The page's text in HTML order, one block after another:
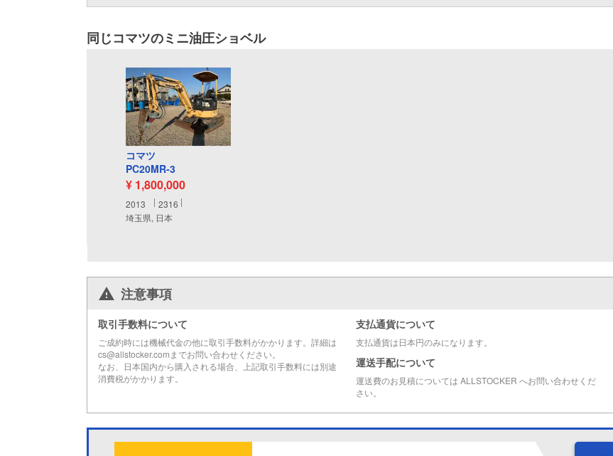
同じコマツのミニ油圧ショベル
コマツ
PC20MR-3
¥ 1,800,000
2013
2316
埼玉県, 日本
注意事項
取引手数料について
ご成約時には機械代金の他に取引手数料がかかります。詳細は
cs@allstocker.comまでお問い合わせください。
なお、日本国内から購入される場合、上記取引手数料には別途
消費税がかかります。
支払通貨について
支払通貨は日本円のみになります。
運送手配について
運送費のお見積については ALLSTOCKER へお問い合わせくだ
さい。